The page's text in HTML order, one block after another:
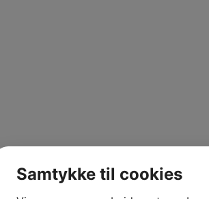
bygrænser og naturområder, hvor de
Samtykke til cookies